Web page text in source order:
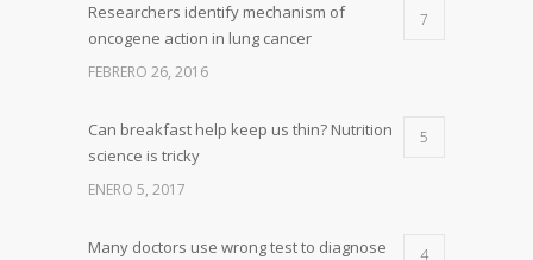
Researchers identify mechanism of
oncogene action in lung cancer
7
FEBRERO 26, 2016
Can breakfast help keep us thin? Nutrition
science is tricky
5
ENERO 5, 2017
Many doctors use wrong test to diagnose
4